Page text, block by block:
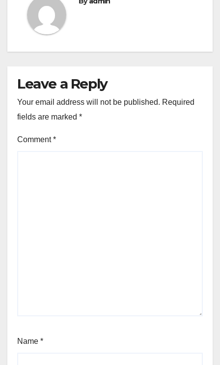
Leave a Reply
Your email address will not be published. Required
fields are marked *
Comment*
Name *